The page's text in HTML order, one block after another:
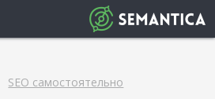
SEO самостоятельно